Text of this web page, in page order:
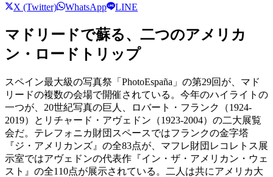
X (Twitter) WhatsApp LINE
マドリードで蘇る、二つのアメリカ
ン・ロードトリップ
スペイン最大級の写真祭「PhotoEspaña」の第29回が、マド
リードの複数の会場で開催されている。今年のハイライトの
一つが、20世紀写真の巨人、ロバート・フランク（1924-
2019）とリチャード・アヴェドン（1923-2004）の二大展覧
会だ。テレフォニカ財団スペースではフランクの金字塔
『ジ・アメリカンズ』の全83点が、マフレ財団レコレトス展
示室ではアヴェドンの代表作『イン・ザ・アメリカン・ウェ
スト』の全110点が展示されている。二人は共にアメリカ大